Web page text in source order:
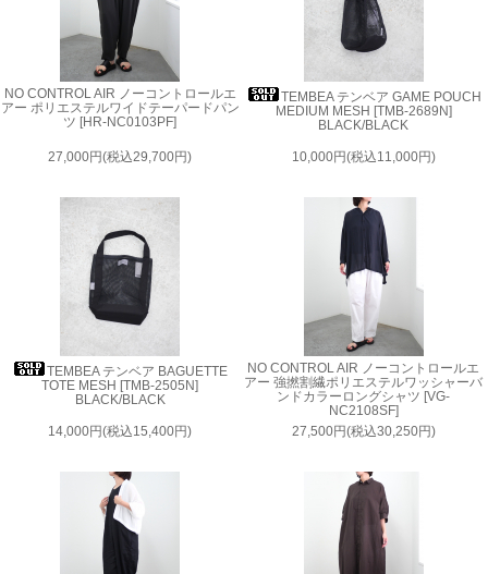
NO CONTROL AIR ノーコントロールエ
アー ポリエステルワイドテーパードパン
ツ [HR-NC0103PF]
27,000円(税込29,700円)
TEMBEA テンベア GAME POUCH
MEDIUM MESH [TMB-2689N]
BLACK/BLACK
10,000円(税込11,000円)
TEMBEA テンベア BAGUETTE
TOTE MESH [TMB-2505N]
BLACK/BLACK
14,000円(税込15,400円)
NO CONTROL AIR ノーコントロールエ
アー 強撚割繊ポリエステルワッシャーバ
ンドカラーロングシャツ [VG-
NC2108SF]
27,500円(税込30,250円)